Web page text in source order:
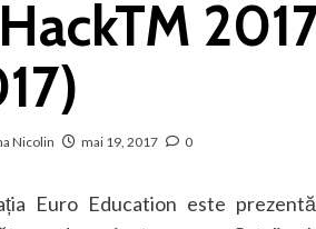
Nicolin mai 19, 2017 0
Euro Education este